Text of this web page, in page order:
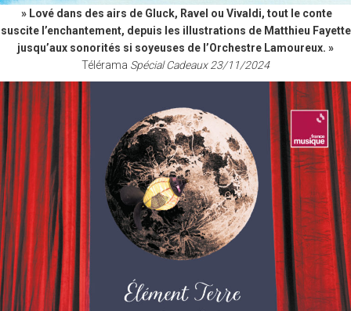
» Lové dans des airs de Gluck, Ravel ou Vivaldi, tout le conte
suscite l’enchantement, depuis les illustrations de Matthieu Fayette
jusqu’aux sonorités si soyeuses de l’Orchestre Lamoureux. »
Télérama Spécial Cadeaux 23/11/2024